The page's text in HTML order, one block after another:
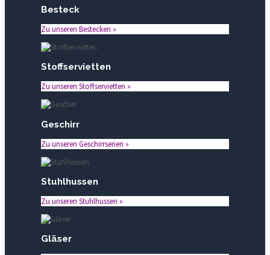
Besteck
Zu unseren Bestecken »
Stoffservietten
Zu unseren Stoffservietten »
Geschirr
Zu unseren Geschirrserien »
Stuhlhussen
Zu unseren Stuhlhussen »
Gläser